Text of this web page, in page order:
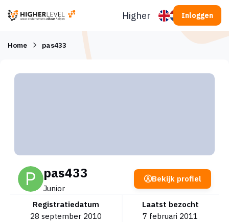
Higherlevel Inloggen
Home pas433
pas433
Junior
Registratiedatum
28 september 2010
Laatst bezocht
7 februari 2011
Bekijk profiel